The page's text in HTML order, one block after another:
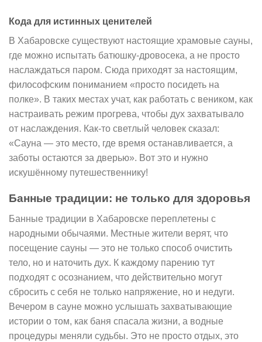
Кода для истинных ценителей
В Хабаровске существуют настоящие храмовые сауны,
где можно испытать батюшку-дровосека, а не просто
наслаждаться паром. Сюда приходят за настоящим,
философским пониманием «просто посидеть на
полке». В таких местах учат, как работать с веником, как
настраивать режим прогрева, чтобы дух захватывало
от наслаждения. Как-то светлый человек сказал:
«Сауна — это место, где время останавливается, а
заботы остаются за дверью». Вот это и нужно
искушённому путешественнику!
Банные традиции: не только для здоровья
Банные традиции в Хабаровске переплетены с
народными обычаями. Местные жители верят, что
посещение сауны — это не только способ очистить
тело, но и наточить дух. К каждому парению тут
подходят с осознанием, что действительно могут
сбросить с себя не только напряжение, но и недуги.
Вечером в сауне можно услышать захватывающие
истории о том, как баня спасала жизни, а водные
процедуры меняли судьбы. Это не просто отдых, это